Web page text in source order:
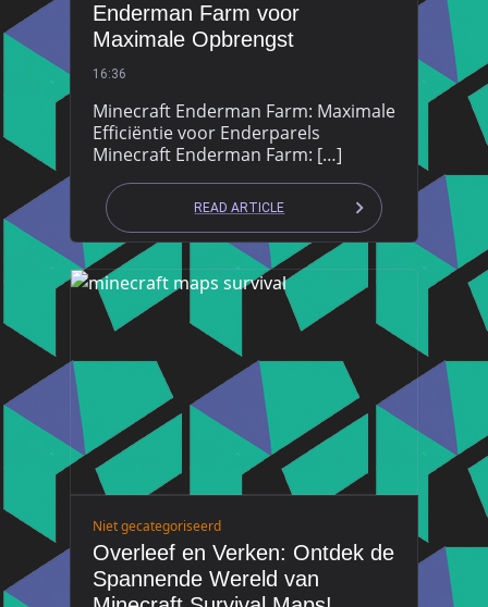
Enderman Farm voor
Maximale Opbrengst
16:36
Minecraft Enderman Farm: Maximale
Efficiëntie voor Enderparels
Minecraft Enderman Farm: […]
READ ARTICLE
Niet gecategoriseerd
Overleef en Verken: Ontdek de
Spannende Wereld van